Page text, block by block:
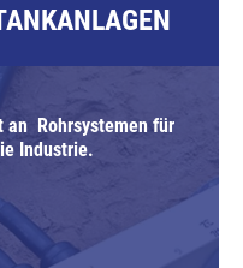
an Rohrsystemen für
Industrie.